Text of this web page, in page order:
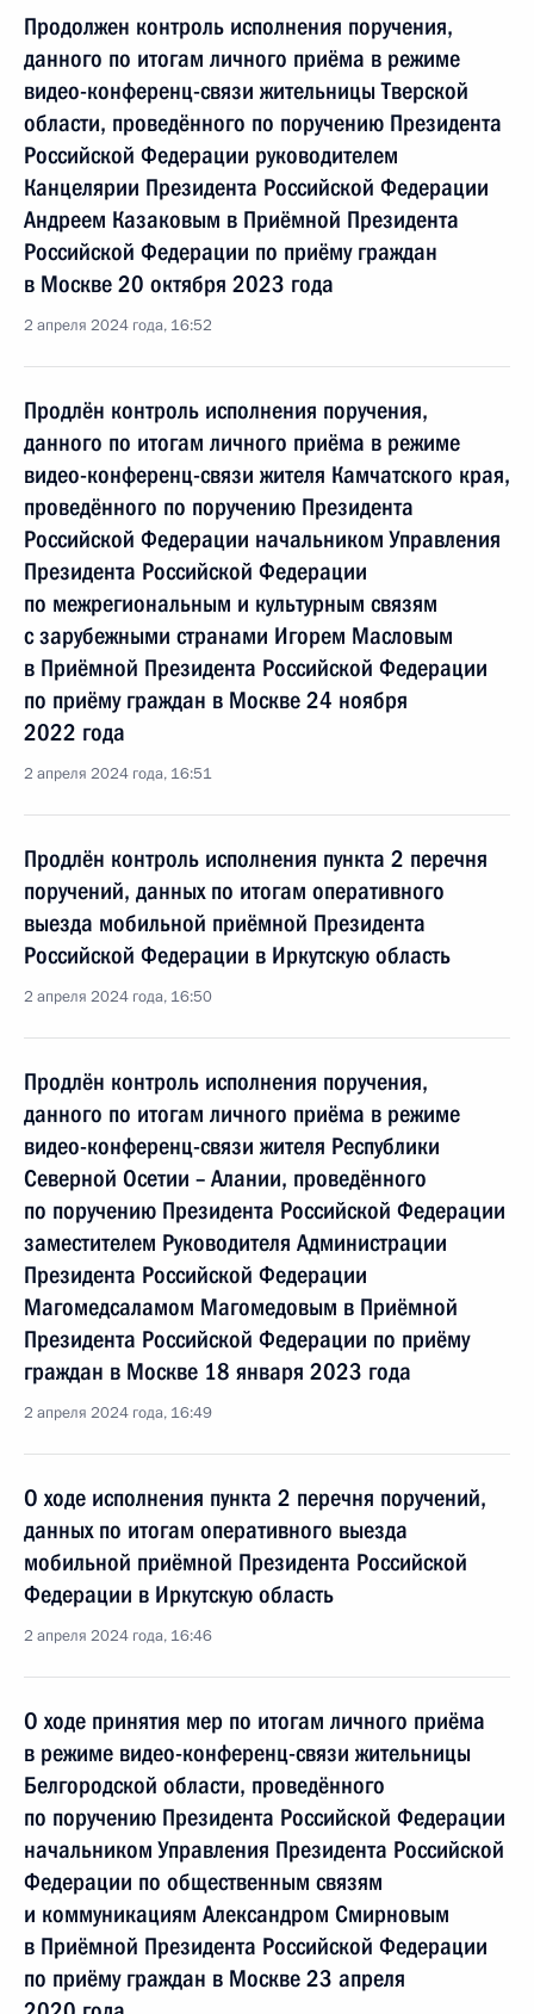
Продолжен контроль исполнения поручения,
данного по итогам личного приёма в режиме
видео-конференц-связи жительницы Тверской
области, проведённого по поручению Президента
Российской Федерации руководителем
Канцелярии Президента Российской Федерации
Андреем Казаковым в Приёмной Президента
Российской Федерации по приёму граждан
в Москве 20 октября 2023 года
2 апреля 2024 года, 16:52
Продлён контроль исполнения поручения,
данного по итогам личного приёма в режиме
видео-конференц-связи жителя Камчатского края,
проведённого по поручению Президента
Российской Федерации начальником Управления
Президента Российской Федерации
по межрегиональным и культурным связям
с зарубежными странами Игорем Масловым
в Приёмной Президента Российской Федерации
по приёму граждан в Москве 24 ноября
2022 года
2 апреля 2024 года, 16:51
Продлён контроль исполнения пункта 2 перечня
поручений, данных по итогам оперативного
выезда мобильной приёмной Президента
Российской Федерации в Иркутскую область
2 апреля 2024 года, 16:50
Продлён контроль исполнения поручения,
данного по итогам личного приёма в режиме
видео-конференц-связи жителя Республики
Северной Осетии – Алании, проведённого
по поручению Президента Российской Федерации
заместителем Руководителя Администрации
Президента Российской Федерации
Магомедсаламом Магомедовым в Приёмной
Президента Российской Федерации по приёму
граждан в Москве 18 января 2023 года
2 апреля 2024 года, 16:49
О ходе исполнения пункта 2 перечня поручений,
данных по итогам оперативного выезда
мобильной приёмной Президента Российской
Федерации в Иркутскую область
2 апреля 2024 года, 16:46
О ходе принятия мер по итогам личного приёма
в режиме видео-конференц-связи жительницы
Белгородской области, проведённого
по поручению Президента Российской Федерации
начальником Управления Президента Российской
Федерации по общественным связям
и коммуникациям Александром Смирновым
в Приёмной Президента Российской Федерации
по приёму граждан в Москве 23 апреля